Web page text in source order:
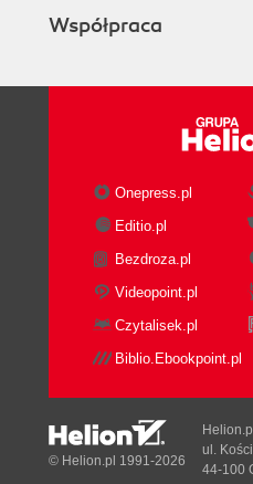
Współpraca
Onepress.pl
Editio.pl
Bezdroza.pl
Videopoint.pl
Czytalisek.pl
Biblio.Ebookpoint.pl
© Helion.pl 1991-2026
ul.
44-100